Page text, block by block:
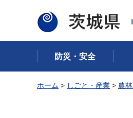
茨城県
防災・安全
ホーム > しごと・産業 > 農